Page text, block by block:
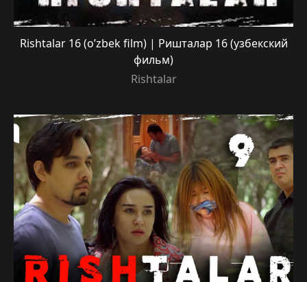
Rishtalar 16 (o’zbek film) | Ришталар 16 (узбекский
фильм)
Rishtalar